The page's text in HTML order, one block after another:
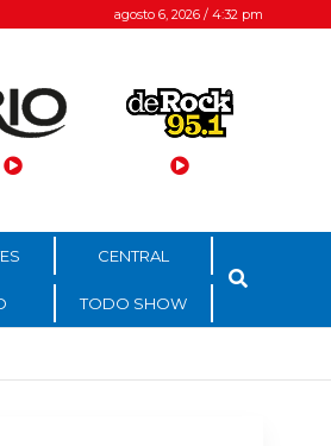
agosto 6, 2026 / 4:32 pm
CENTRAL
TODO SHOW